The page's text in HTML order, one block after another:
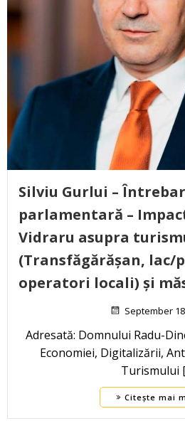
Silviu Gurlui –
parlamentară –
Vidraru asupra
(Transfăgărășan, lac/
operatori locali) și
September
Adresată: Domnului Radu-
Economiei, Digitalizării,
Turismului
Citește mai